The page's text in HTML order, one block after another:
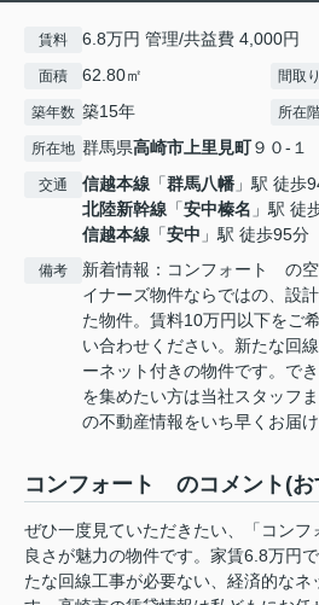
賃料 6.8万円 管理/共益費 4,000円
面積 62.80㎡ 間取り
築年数 築15年 所在
所在地 群馬県高崎市上里見町９０-１
交通 信越本線 「群馬八幡 」駅 徒歩
北陸新幹線 「安中榛名 」駅 徒
信越本線 「安中 」駅 徒歩95分
備考
新着情報：コンフォート の
イナーズ物件ならではの、設
た物件。賃料10万円以下をご
い合わせください。新たな回
ーネット付きの物件です。で
を集めたい方は当社スタッフ
の不動産情報をいち早くお届け
コンフォート のコメント(お
ぜひ一度見ていただきたい、「コン
良さが魅力の物件です。家賃6.8万円
たな回線工事が必要ない、経済的な